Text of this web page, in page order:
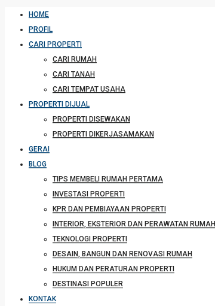
HOME
PROFIL
CARI PROPERTI
CARI RUMAH
CARI TANAH
CARI TEMPAT USAHA
PROPERTI DIJUAL
PROPERTI DISEWAKAN
PROPERTI DIKERJASAMAKAN
GERAI
BLOG
TIPS MEMBELI RUMAH PERTAMA
INVESTASI PROPERTI
KPR DAN PEMBIAYAAN PROPERTI
INTERIOR, EKSTERIOR DAN PERAWATAN RUMAH
TEKNOLOGI PROPERTI
DESAIN, BANGUN DAN RENOVASI RUMAH
HUKUM DAN PERATURAN PROPERTI
DESTINASI POPULER
KONTAK